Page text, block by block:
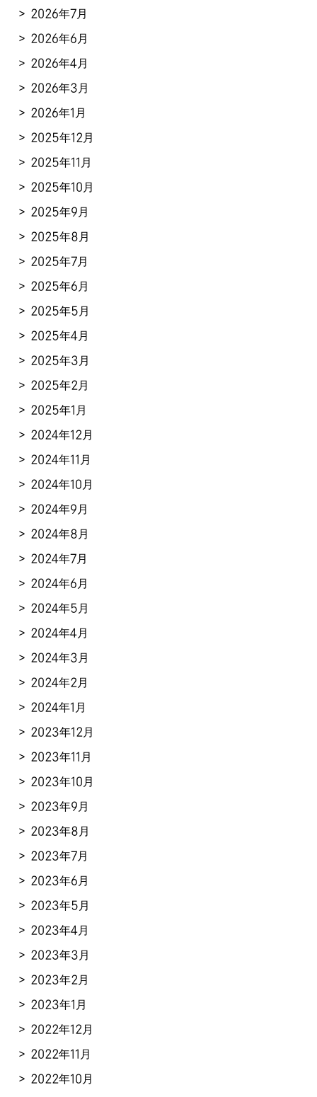
2026年7月
2026年6月
2026年4月
2026年3月
2026年1月
2025年12月
2025年11月
2025年10月
2025年9月
2025年8月
2025年7月
2025年6月
2025年5月
2025年4月
2025年3月
2025年2月
2025年1月
2024年12月
2024年11月
2024年10月
2024年9月
2024年8月
2024年7月
2024年6月
2024年5月
2024年4月
2024年3月
2024年2月
2024年1月
2023年12月
2023年11月
2023年10月
2023年9月
2023年8月
2023年7月
2023年6月
2023年5月
2023年4月
2023年3月
2023年2月
2023年1月
2022年12月
2022年11月
2022年10月